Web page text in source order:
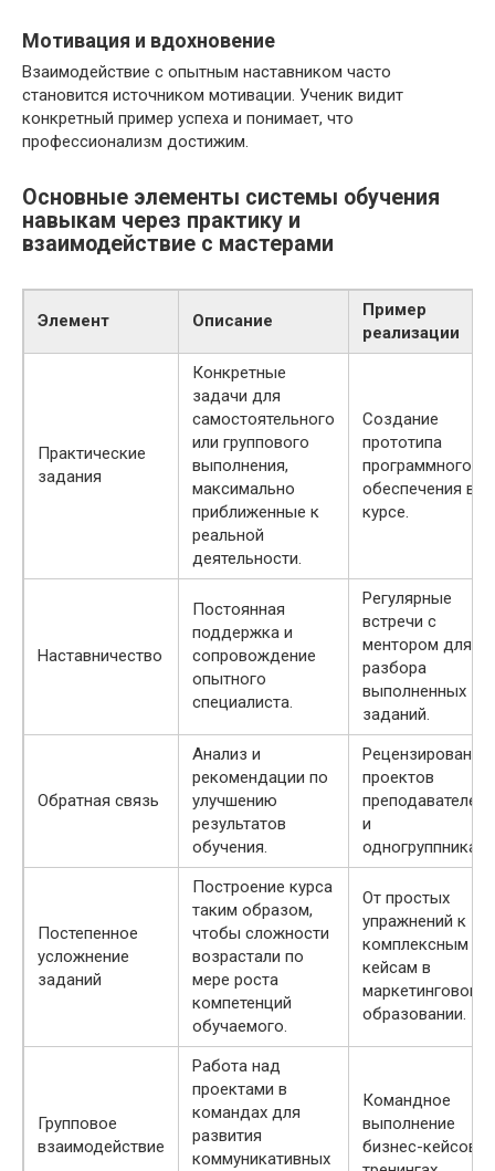
Мотивация и вдохновение
Взаимодействие с опытным наставником часто
становится источником мотивации. Ученик видит
конкретный пример успеха и понимает, что
профессионализм достижим.
Основные элементы системы обучения
навыкам через практику и
взаимодействие с мастерами
Элемент Описание
Пример
реализации
Практические
задания
Конкретные
задачи для
самостоятельного
или группового
выполнения,
максимально
приближенные к
реальной
деятельности.
Создание
прототипа
программного
обеспечения в
курсе.
Наставничество
Постоянная
поддержка и
сопровождение
опытного
специалиста.
Регулярные
встречи с
ментором для
разбора
выполненных
заданий.
Обратная связь
Анализ и
рекомендации по
улучшению
результатов
обучения.
Рецензирование
проектов
преподавателем
и
Постепенное
усложнение
заданий
Построение курса
таким образом,
чтобы сложности
возрастали по
мере роста
компетенций
обучаемого.
От простых
упражнений к
комплексным
кейсам в
маркетинговом
образовании.
Групповое
взаимодействие
Работа над
проектами в
командах для
развития
коммуникативных
Командное
выполнение
бизнес-кейсов